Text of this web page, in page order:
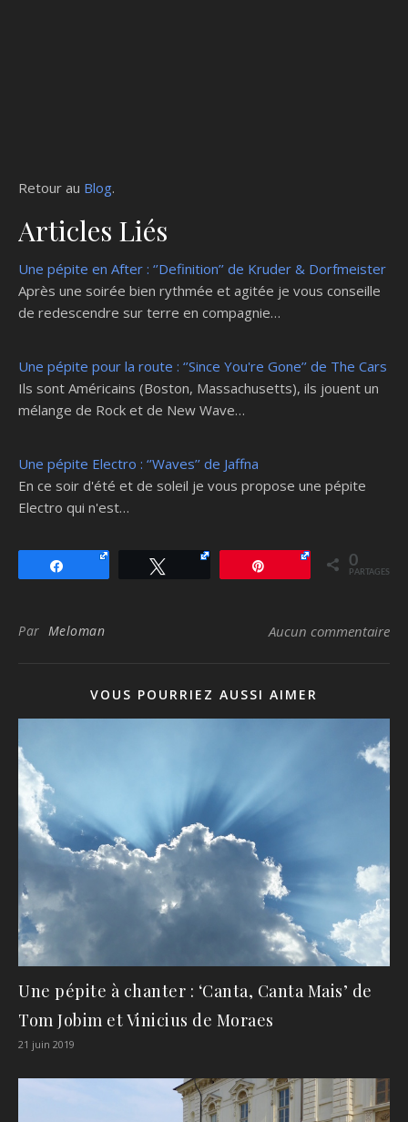
Retour au Blog.
Articles Liés
Une pépite en After : ‘’Definition’’ de Kruder & Dorfmeister
Après une soirée bien rythmée et agitée je vous conseille
de redescendre sur terre en compagnie…
Une pépite pour la route : ‘’Since You're Gone’’ de The Cars
Ils sont Américains (Boston, Massachusetts), ils jouent un
mélange de Rock et de New Wave…
Une pépite Electro : ‘’Waves’’ de Jaffna
En ce soir d'été et de soleil je vous propose une pépite
Electro qui n'est…
0
PARTAGES
Par Meloman Aucun commentaire
VOUS POURRIEZ AUSSI AIMER
Une pépite à chanter : ‘Canta, Canta Mais’ de
Tom Jobim et Vinicius de Moraes
21 juin 2019